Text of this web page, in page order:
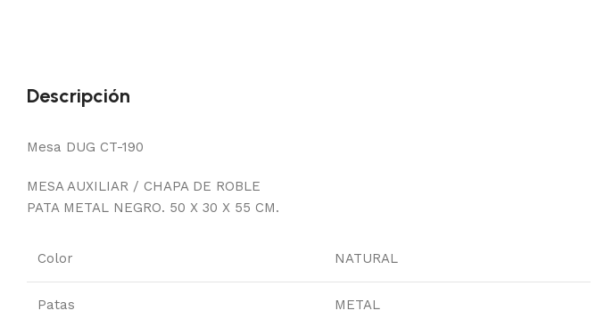
Descripción
Mesa DUG CT-190
MESA AUXILIAR / CHAPA DE ROBLE
PATA METAL NEGRO. 50 X 30 X 55 CM.
Color NATURAL
Patas METAL